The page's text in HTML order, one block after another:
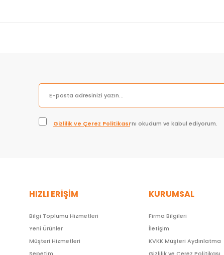
Gizlilik ve Çerez Politikası’nı okudum ve kabul ediyorum.
HIZLI ERİŞİM
Bilgi Toplumu Hizmetleri
Yeni Ürünler
Müşteri Hizmetleri
KURUMSAL
Firma Bilgileri
İletişim
KVKK Müşteri Aydınlatma